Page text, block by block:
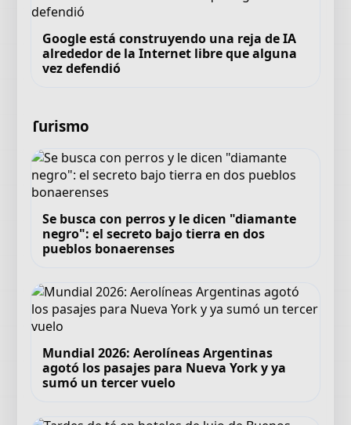
Google está construyendo una reja de IA
alrededor de la Internet libre que alguna
vez defendió
Turismo
Se busca con perros y le dicen "diamante
negro": el secreto bajo tierra en dos
pueblos bonaerenses
Mundial 2026: Aerolíneas Argentinas
agotó los pasajes para Nueva York y ya
sumó un tercer vuelo